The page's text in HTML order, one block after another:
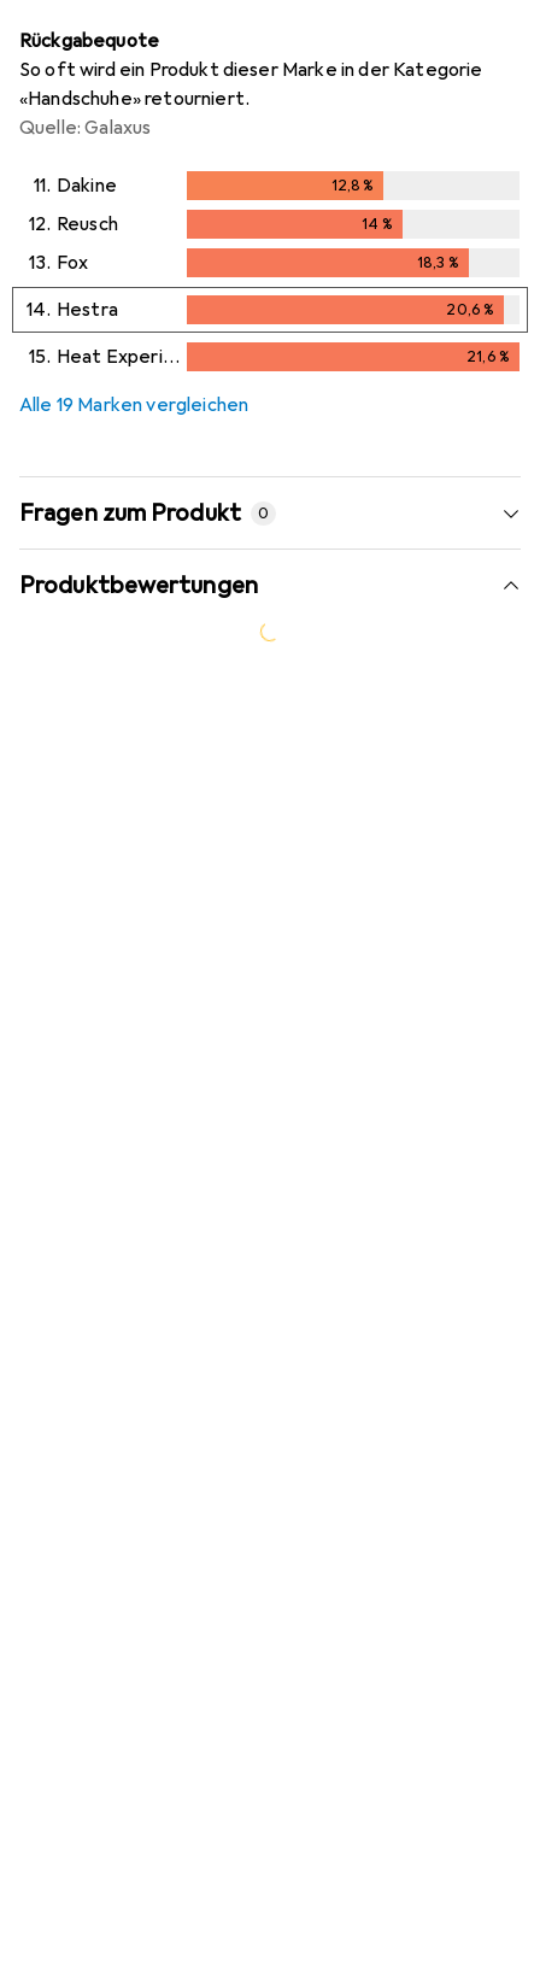
Rückgabequote
So oft wird ein Produkt dieser Marke in der Kategorie
«Handschuhe» retourniert.
Quelle: Galaxus
11. Dakine 12,8%
12. Reusch 14 %
13. Fox 18,3 %
18,3%
14. Hestra 20,6%
20,6%
15. Heat Experience 21,6%
Alle 19 Marken vergleichen
Fragen zum Produkt 0
Produktbewertungen